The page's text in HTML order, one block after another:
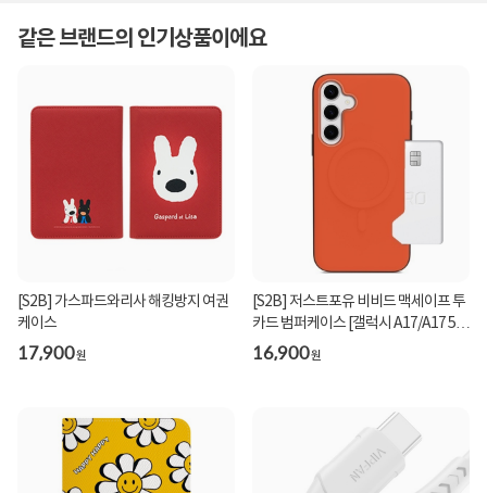
같은 브랜드의 인기상품이에요
[S2B] 가스파드와리사 해킹방지 여권
케이스
17,900원
[S2B] 저스트포유 비비드 맥세이프 투
카드 범퍼케이스 [갤럭시 A17/A17 5G
(A175/A17...
16,900원